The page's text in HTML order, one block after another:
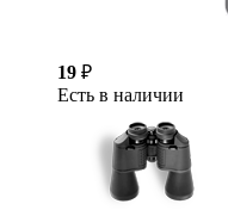
19 ₽
Есть в наличии